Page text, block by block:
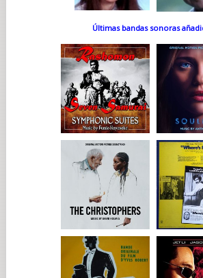
Últimas bandas sonoras